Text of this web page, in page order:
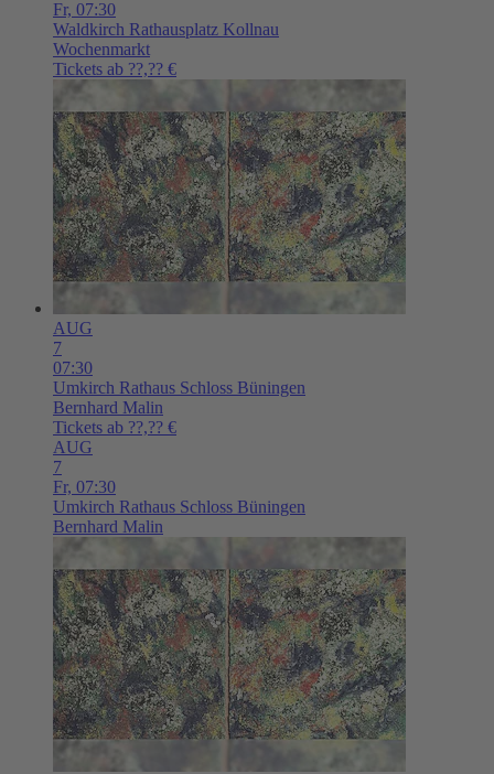
Fr, 07:30
Waldkirch Rathausplatz Kollnau
Wochenmarkt
Tickets ab ??,?? €
AUG
7
07:30
Umkirch Rathaus Schloss Büningen
Bernhard Malin
Tickets ab ??,?? €
AUG
7
Fr, 07:30
Umkirch Rathaus Schloss Büningen
Bernhard Malin